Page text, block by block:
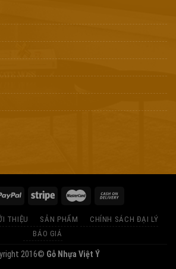
THIỆU SẢN PHẨM
CHÍNH SÁCH ĐẠI LÝ
BÁO GIÁ
2016© Gỗ Nhựa Việt Ý